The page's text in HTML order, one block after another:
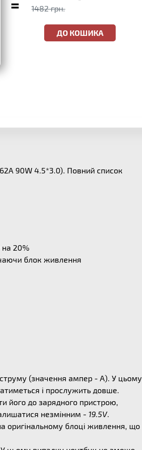
= 1482 грн.
ДО КОШИКА
90W 4.5*3.0). Повний список
на 20%
блок живлення
(значення ампер - А). У цьому
і прослужить довше.
його до зарядного пристрою,
незмінним - 19.5V.
оригінальному блоці живлення, що